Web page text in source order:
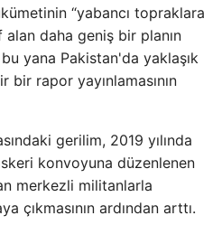
“yabancı topraklara
alan daha geniş bir planın
yana Pakistan'da yaklaşık
rapor yayınlamasının
gerilim, 2019 yılında
konvoyuna düzenlenen
merkezli militanlarla
çıkmasının ardından arttı.